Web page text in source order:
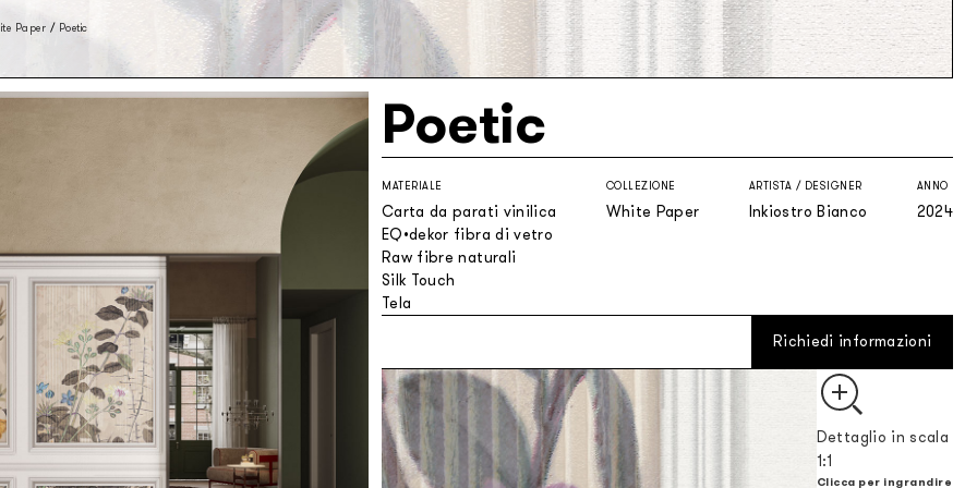
Paper / Poetic
Poetic
MATERIALE
Carta da parati vinilica
EQ•dekor fibra di vetro
Raw fibre naturali
Silk Touch
Tela
COLLEZIONE
White Paper
ARTISTA / DESIGNER
Inkiostro Bianco
ANNO
2024
Richiedi informazioni
Dettaglio in scala
1:1
Clicca per ingrandire